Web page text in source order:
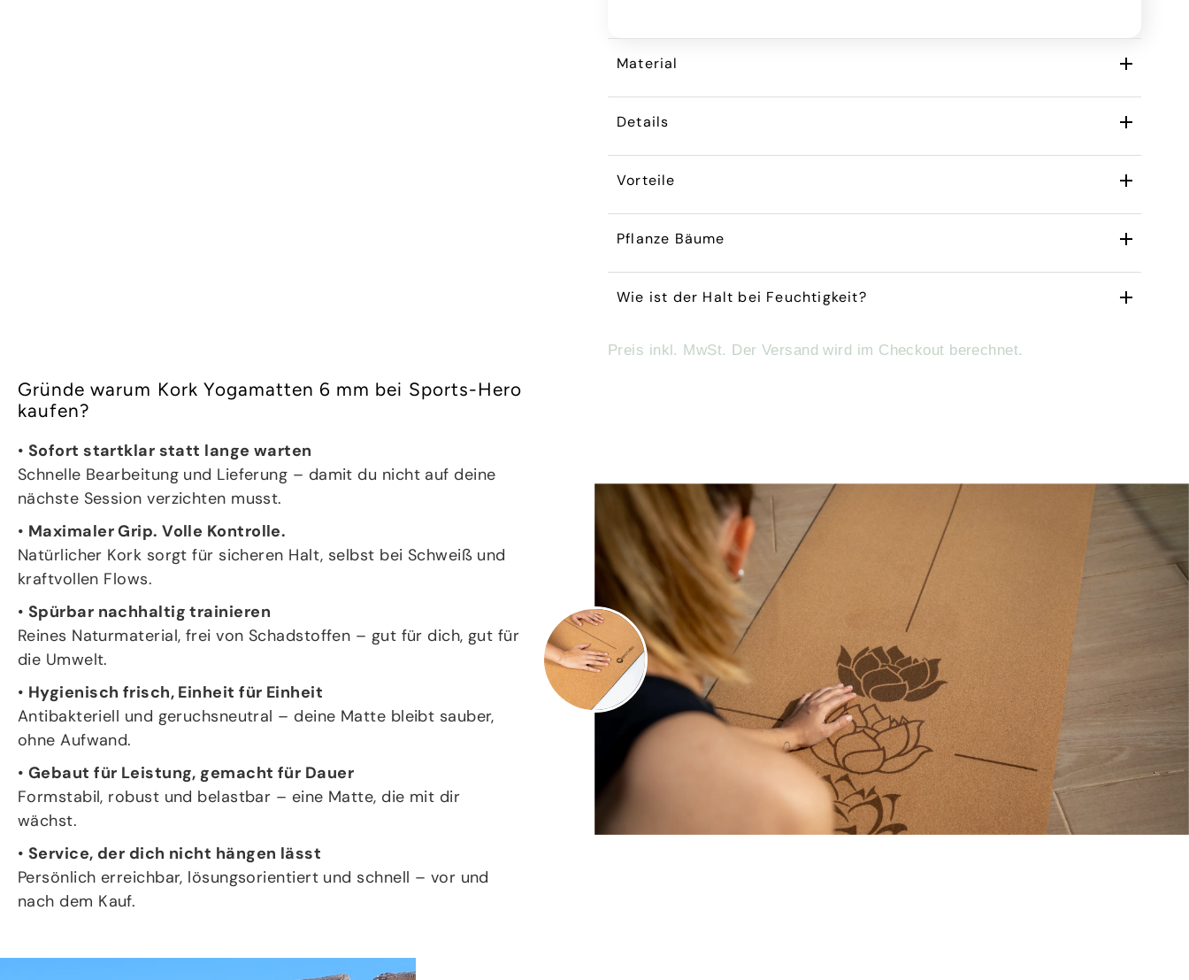
Material
Details
Vorteile
Pflanze Bäume
Wie ist der Halt bei Feuchtigkeit?
Preis inkl. MwSt. Der Versand wird im Checkout berechnet.
Gründe warum Kork Yogamatten 6 mm bei Sports-Hero
kaufen?
• Sofort startklar statt lange warten
Schnelle Bearbeitung und Lieferung – damit du nicht auf deine
nächste Session verzichten musst.
• Maximaler Grip. Volle Kontrolle.
Natürlicher Kork sorgt für sicheren Halt, selbst bei Schweiß und
kraftvollen Flows.
• Spürbar nachhaltig trainieren
Reines Naturmaterial, frei von Schadstoffen – gut für dich, gut für
die Umwelt.
• Hygienisch frisch, Einheit für Einheit
Antibakteriell und geruchsneutral – deine Matte bleibt sauber,
ohne Aufwand.
• Gebaut für Leistung, gemacht für Dauer
Formstabil, robust und belastbar – eine Matte, die mit dir
wächst.
• Service, der dich nicht hängen lässt
Persönlich erreichbar, lösungsorientiert und schnell – vor und
nach dem Kauf.